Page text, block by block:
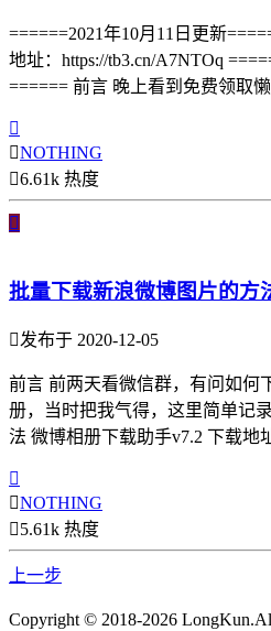
======2021年10月11日更新
地址：https://tb3.cn/A7NTOq
====== 前言 晚上看到免费领取

NOTHING
6.61k 热度

批量下载新浪微博图片的方
发布于 2020-12-05
前言 前两天看微信群，有问如何
册，当时把我气得，这里简单记
法 微博相册下载助手v7.2 下载地

NOTHING
5.61k 热度
上一步
Copyright © 2018-2026